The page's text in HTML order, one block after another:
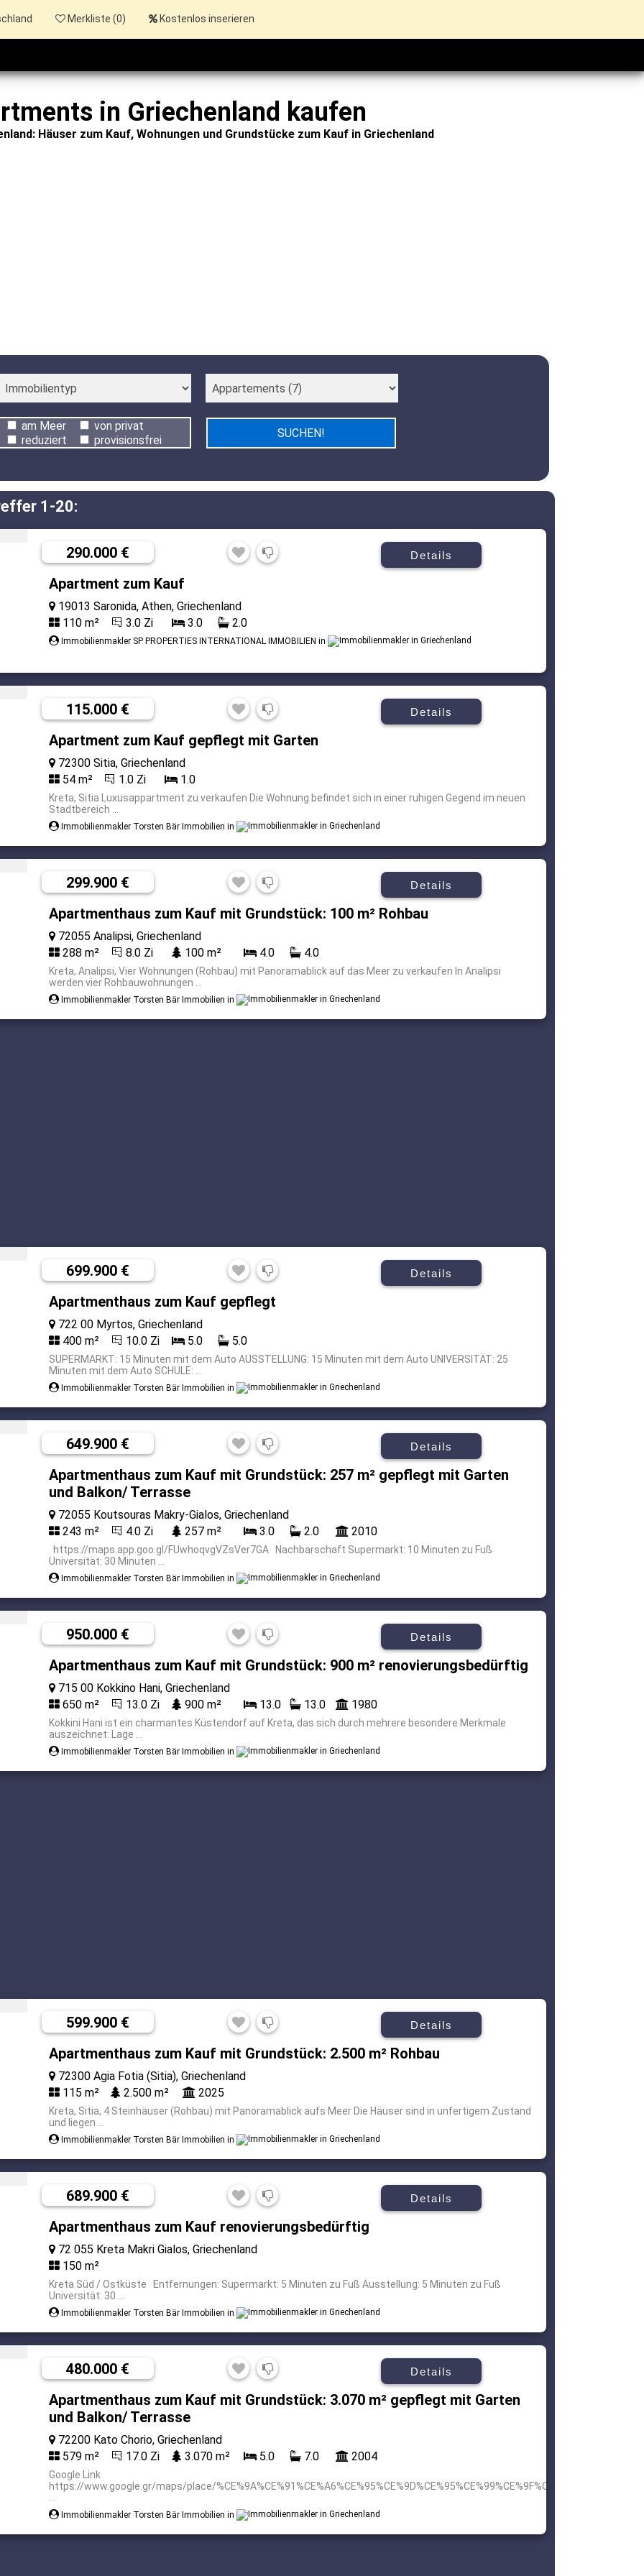
in Griechenland kaufen
Häuser zum Kauf, Wohnungen und Grundstücke zum Kauf in Griechenland
am Meer
reduziert
von privat
provisionsfrei
Merkliste (0) Kostenlos inserieren
1-20:
290.000 € Details
Apartment zum Kauf
19013 Saronida, Athen, Griechenland
110 m²
3.0 Zi 3.0 2.0
Immobilienmakler SP PROPERTIES INTERNATIONAL IMMOBILIEN in
115.000 € Details
Apartment zum Kauf gepflegt mit Garten
72300 Sitia, Griechenland
54 m²
1.0 Zi 1.0
Kreta, Sitia Luxusappartment zu verkaufen Die Wohnung befindet sich in einer ruhigen Gegend im neuen
Stadtbereich ...
Immobilienmakler Torsten Bär Immobilien in
299.900 € Details
Apartmenthaus zum Kauf mit Grundstück: 100 m² Rohbau
72055 Analipsi, Griechenland
288 m²
8.0 Zi 100 m² 4.0 4.0
Kreta, Analipsi, Vier Wohnungen (Rohbau) mit Panoramablick auf das Meer zu verkaufen In Analipsi
werden vier Rohbauwohnungen ...
Immobilienmakler Torsten Bär Immobilien in
699.900 € Details
Apartmenthaus zum Kauf gepflegt
722 00 Myrtos, Griechenland
400 m²
10.0 Zi 5.0 5.0
SUPERMARKT: 15 Minuten mit dem Auto AUSSTELLUNG: 15 Minuten mit dem Auto UNIVERSITÄT: 25
Minuten mit dem Auto SCHULE: ...
Immobilienmakler Torsten Bär Immobilien in
649.900 € Details
Apartmenthaus zum Kauf mit Grundstück: 257 m² gepflegt mit Garten
und Balkon/ Terrasse
72055 Koutsouras Makry-Gialos, Griechenland
243 m²
4.0 Zi 257 m² 3.0 2.0 2010
https://maps.app.goo.gl/FUwhoqvgVZsVer7GA Nachbarschaft Supermarkt: 10 Minuten zu Fuß
Universität: 30 Minuten ...
Immobilienmakler Torsten Bär Immobilien in
950.000 € Details
Apartmenthaus zum Kauf mit Grundstück: 900 m² renovierungsbedürftig
715 00 Kokkino Hani, Griechenland
650 m²
13.0 Zi 900 m² 13.0 13.0 1980
Kokkini Hani ist ein charmantes Küstendorf auf Kreta, das sich durch mehrere besondere Merkmale
auszeichnet: Lage ...
Immobilienmakler Torsten Bär Immobilien in
599.900 € Details
Apartmenthaus zum Kauf mit Grundstück: 2.500 m² Rohbau
72300 Agia Fotia (Sitia), Griechenland
115 m²
2.500 m² 2025
Kreta, Sitia, 4 Steinhäuser (Rohbau) mit Panoramablick aufs Meer Die Häuser sind in unfertigem Zustand
und liegen ...
Immobilienmakler Torsten Bär Immobilien in
689.900 € Details
Apartmenthaus zum Kauf renovierungsbedürftig
72 055 Kreta Makri Gialos, Griechenland
150 m²
Kreta Süd / Ostküste Entfernungen: Supermarkt: 5 Minuten zu Fuß Ausstellung: 5 Minuten zu Fuß
Universität: 30 ...
Immobilienmakler Torsten Bär Immobilien in
480.000 € Details
Apartmenthaus zum Kauf mit Grundstück: 3.070 m² gepflegt mit Garten
und Balkon/ Terrasse
72200 Kato Chorio, Griechenland
579 m²
17.0 Zi 3.070 m² 5.0 7.0 2004
Google Link
https://www.google.gr/maps/place/
Immobilienmakler Torsten Bär Immobilien in